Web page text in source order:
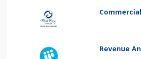
Revenue